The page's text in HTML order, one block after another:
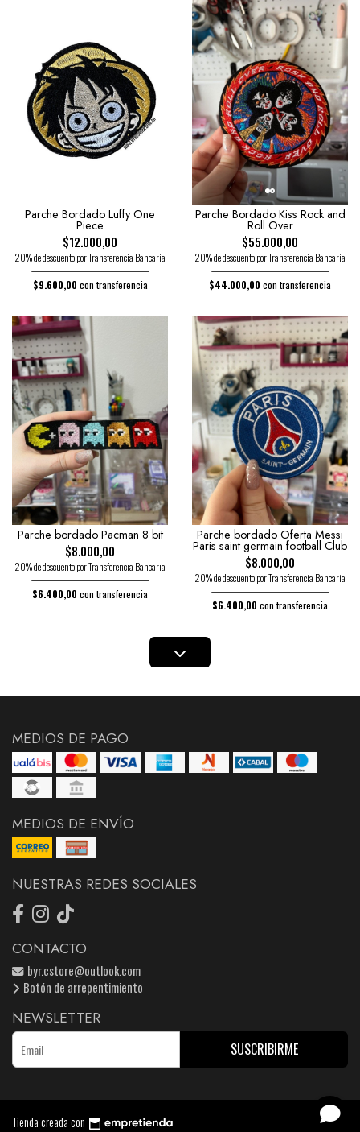
Parche Bordado Luffy One
Piece
$12.000,00
20% de descuento por Transferencia Bancaria
$9.600,00 con transferencia
Parche Bordado Kiss Rock and
Roll Over
$55.000,00
20% de descuento por Transferencia Bancaria
$44.000,00 con transferencia
Parche bordado Pacman 8 bit
$8.000,00
20% de descuento por Transferencia Bancaria
$6.400,00 con transferencia
Parche bordado Oferta Messi
Paris saint germain football Club
$8.000,00
20% de descuento por Transferencia Bancaria
$6.400,00 con transferencia
MEDIOS DE PAGO
MEDIOS DE ENVÍO
NUESTRAS REDES SOCIALES
CONTACTO
byr.cstore@outlook.com
Botón de arrepentimiento
NEWSLETTER
SUSCRIBIRME
Tienda creada con